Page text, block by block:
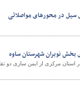
در محورهای مواصلاتی
استان مرکزی از ایمن سازی دو